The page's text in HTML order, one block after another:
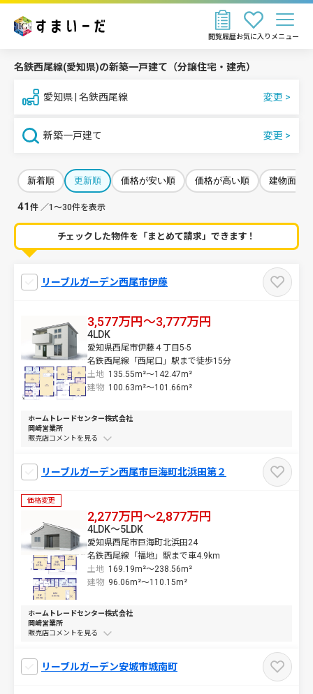
お気に入り
閲覧履歴 メニュー
名鉄西尾線(愛知県)の新築一戸建て（分譲住宅・建売）
愛知県 | 名鉄西尾線
新築一戸建て
新着順 更新順 価格が安い順 価格が高い順 建物面積
41 件 ／1～30件を表示
チェックした物件を「まとめて請求」できます！
リーブルガーデン西尾市伊藤
3,577万円～3,777万円
愛知県西尾市伊藤４丁目5-5
名鉄西尾線「西尾口」駅まで徒歩15分
土地 135.55m²～142.47m²
4LDK
建物 100.63m²～101.66m²
ホームトレードセンター株式会社
岡崎営業所
販売店コメントを
リーブルガーデン西尾市巨海町北浜田第２
価格変更
2,277万円～2,877万円
愛知県西尾市巨海町北浜田24
名鉄西尾線「福地」駅まで車4.9km
土地 169.19m²～238.56m²
4LDK～5LDK
建物 96.06m²～110.15m²
ホームトレードセンター株式会社
岡崎営業所
販売店コメントを
リーブルガーデン安城市城南町